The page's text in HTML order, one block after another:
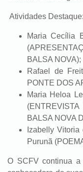
Atividades Destaque:
Maria Cecília
BALSA NOVA);
Rafael de
PONTE DOS
Maria Heloa
BALSA NOVA
Izabelly
Purunã
O SCFV continua